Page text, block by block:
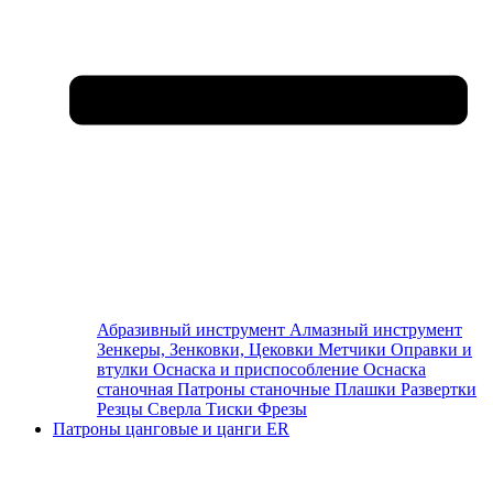
Абразивный инструмент Алмазный инструмент
Зенкеры, Зенковки, Цековки Метчики Оправки и
втулки Оснаска и приспособление Оснаска
станочная Патроны станочные Плашки Развертки
Резцы Сверла Тиски Фрезы
Патроны цанговые и цанги ER